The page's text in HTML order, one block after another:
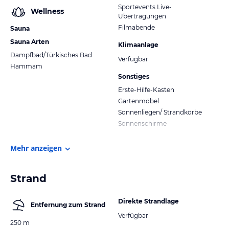
Wellness
Sauna
Sauna Arten
Dampfbad/Türkisches Bad
Hammam
Sportevents Live-
Übertragungen
Filmabende
Klimaanlage
Verfügbar
Sonstiges
Erste-Hilfe-Kasten
Gartenmöbel
Sonnenliegen/ Strandkörbe
Sonnenschirme
Mehr anzeigen
Strand
Entfernung zum Strand
250 m
Direkte Strandlage
Verfügbar